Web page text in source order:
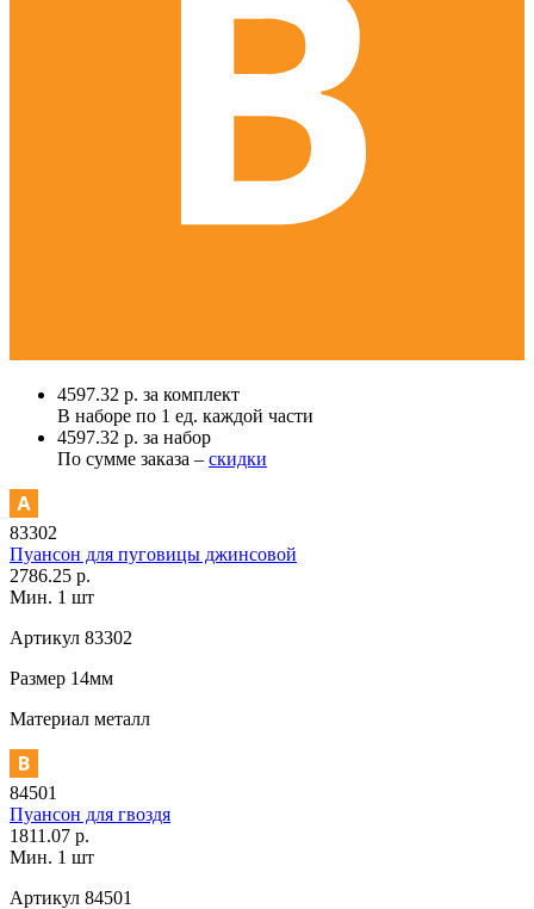
4597.32 р. за комплект
В наборе по 1 ед. каждой части
4597.32 р. за набор
По сумме заказа – скидки
83302
Пуансон для пуговицы джинсовой
2786.25 р.
Мин. 1 шт
Артикул 83302
Размер 14мм
Материал металл
84501
Пуансон для гвоздя
1811.07 р.
Мин. 1 шт
Артикул 84501